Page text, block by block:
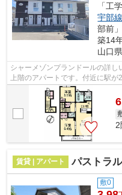
「工
宇部線
部前
築14
山口
シャーメゾンプランドールの詳
上階のアパートです。付近に駅
て選べる物件です。できるだけ早
2
賃貸 | アパート パストラ
敷0